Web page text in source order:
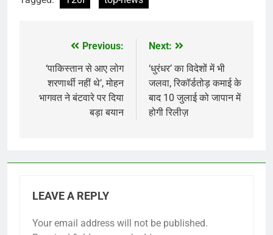
navigation
Previous:
‘पाकिस्तान से आए लोग
शरणार्थी नहीं थे’, मोहन
भागवत ने बंटवारे पर दिया
बड़ा बयान
Next:
‘धुरंधर’ का विदेशों में भी
जलवा, रिकॉर्डतोड़ कमाई के
बाद 10 जुलाई को जापान में
होगी रिलीज़
LEAVE A REPLY
Your email address will not be published.